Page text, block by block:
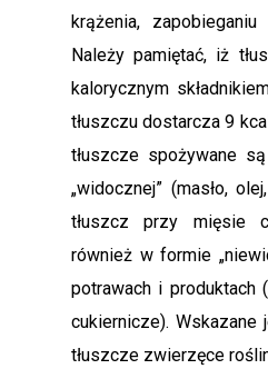
krążenia,
Należy pamiętać, iż
kalorycznym
tłuszczu dostarcza 9
tłuszcze spożywane
„widocznej” (masło,
tłuszcz przy mięsie
również w formie
potrawach i produktach
cukiernicze). Wskazane
tłuszcze zwierzęce